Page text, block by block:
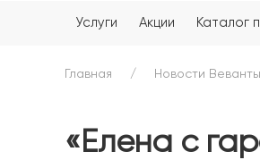
Услуги Акции Каталог
Главная Новости Веванты
«Елена с